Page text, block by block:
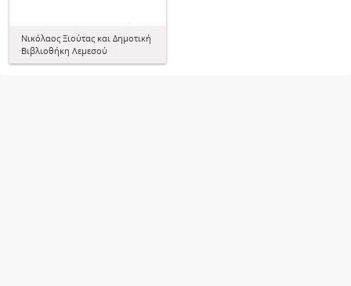
Νικόλαος Ξιούτας και Δημοτική
Βιβλιοθήκη Λεμεσού